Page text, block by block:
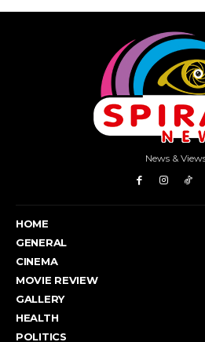
News &
HOME
GENERAL
CINEMA
MOVIE REVIEW
GALLERY
HEALTH
POLITICS